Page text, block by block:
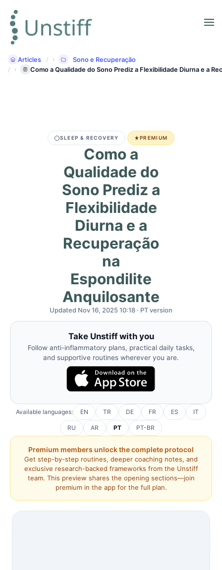
Articles
Sono e Recuperação
Como a Qualidade do Sono Prediz a Flexibilidade Diurna e a
SLEEP & RECOVERY PREMIUM
Como a
Qualidade do
Sono Prediz a
Flexibilidade
Diurna e a
Recuperação
na
Espondilite
Anquilosante
Updated Nov 16, 2025 10:18 · PT version
Take Unstiff with you
Follow anti-inflammatory plans, practical daily tasks,
and supportive routines wherever you are.
Available languages: EN TR DE FR ES IT
RU AR PT PT-BR
Premium members unlock the complete protocol
Get step-by-step routines, deeper coaching notes, and
exclusive research-backed frameworks from the Unstiff
team. This preview shares the opening sections—join
premium in the app for the full plan.